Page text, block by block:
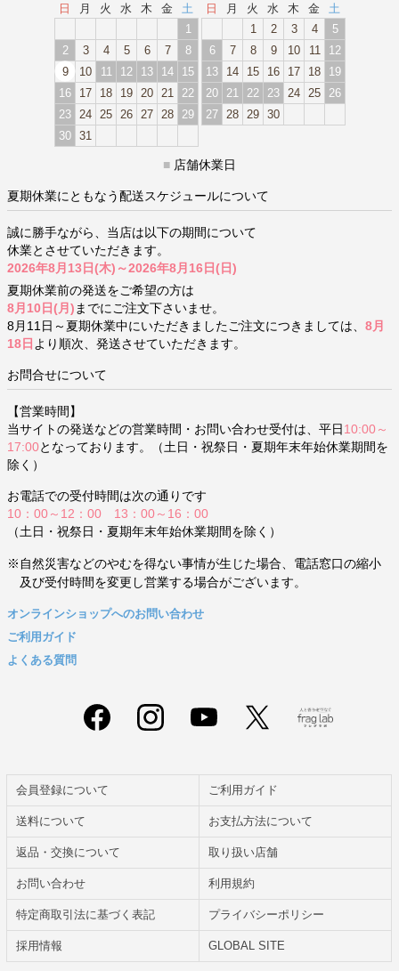
日
月 火 水 木 金
土
1
2
3 4 5 6 7
8
9
10 11 12 13 14
15
16
17 18 19 20 21
22
23
24 25 26 27 28
29
30 31
日
月 火 水 木 金
土
1
2 3 4
5
6
7 8 9 10 11
12
13
14 15 16 17 18
19
20
21 22 23 24 25
26
27
28 29 30
■ 店舗休業日
夏期休業にともなう配送スケジュールについて
誠に勝手ながら、当店は以下の期間について
休業とさせていただきます。
2026年8月13日(木)～2026年8月16日(日)
夏期休業前の発送をご希望の方は
8月10日(月) までにご注文下さいませ。
8月11日～夏期休業中にいただきましたご注文につきましては、 8月
18日 より順次、発送させていただきます。
お問合せについて
【営業時間】
当サイトの発送などの営業時間・お問い合わせ受付は、平日 10:00～
17:00となっております。（土日・祝祭日・夏期年末年始休業期間を
除く）
お電話での受付時間は次の通りです
10：00～12：00 13：00～16：00
（土日・祝祭日・夏期年末年始休業期間を除く）
※自然災害などのやむを得ない事情が生じた場合、電話窓口の縮小
及び受付時間を変更し営業する場合がございます。
オンラインショップへのお問い合わせ
ご利用ガイド
よくある質問
会員登録について ご利用ガイド
送料について お支払方法について
返品・交換について 取り扱い店舗
お問い合わせ 利用規約
特定商取引法に基づく表記 プライバシーポリシー
採用情報 GLOBAL SITE